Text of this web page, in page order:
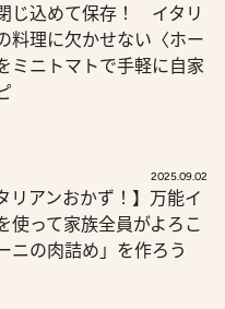
じ込めて保存！ イタリ
料理に欠かせない〈ホー
ミニトマトで手軽に自家
2025.09.02
リアンおかず！】万能イ
使って家族全員がよろこ
ニの肉詰め」を作ろう